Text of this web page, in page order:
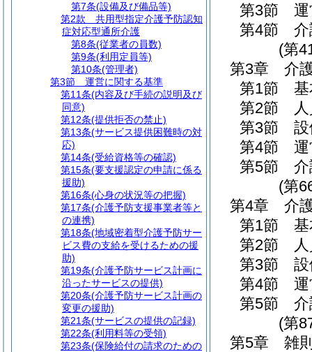
第3節
第4節
(第
第3章
介
第1節
第2節
第3節
第4節
第5節
(第
第4章
介
第1節
第2節
第3節
第4節
第5節
(第
第5章
雑
第7条(設備及び備品等)
第2款
共用型指定介護予防認知
症対応型通所介護
第8条(従業者の員数)
第9条(利用定員等)
第10条(管理者)
第3節
運営に関する基準
第11条(内容及び手続の説明及び
同意)
第12条(提供拒否の禁止)
第13条(サービス提供困難時の対
応)
第14条(受給資格等の確認)
第15条(要支援認定の申請に係る
援助)
第16条(心身の状況等の把握)
第17条(介護予防支援事業者等と
の連携)
第18条(地域密着型介護予防サー
ビス費の支給を受けるための援
助)
第19条(介護予防サービス計画に
沿ったサービスの提供)
第20条(介護予防サービス計画の
変更の援助)
第21条(サービスの提供の記録)
第22条(利用料等の受領)
第23条(保険給付の請求のための